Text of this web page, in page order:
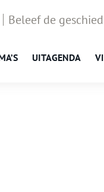
Beleef de
UITAGENDA